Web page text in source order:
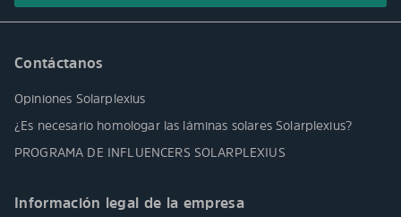
Contáctanos
Opiniones Solarplexius
¿Es necesario homologar las láminas solares Solarplexius?
PROGRAMA DE INFLUENCERS SOLARPLEXIUS
Información legal de la empresa